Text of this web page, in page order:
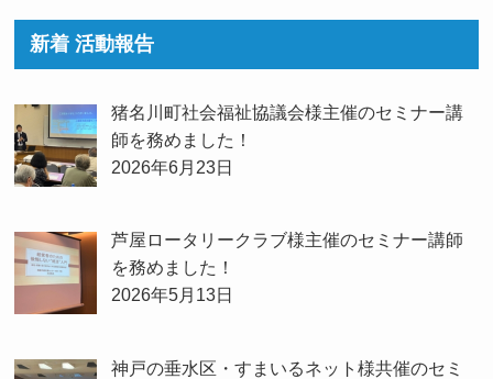
新着 活動報告
猪名川町社会福祉協議会様主催のセミナー講
師を務めました！
2026年6月23日
芦屋ロータリークラブ様主催のセミナー講師
を務めました！
2026年5月13日
神戸の垂水区・すまいるネット様共催のセミ